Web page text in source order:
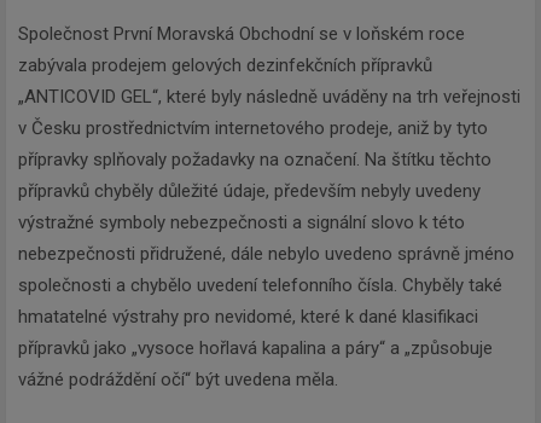
Společnost První Moravská Obchodní se v loňském roce
zabývala prodejem gelových dezinfekčních přípravků
„ANTICOVID GEL“, které byly následně uváděny na trh veřejnosti
v Česku prostřednictvím internetového prodeje, aniž by tyto
přípravky splňovaly požadavky na označení. Na štítku těchto
přípravků chyběly důležité údaje, především nebyly uvedeny
výstražné symboly nebezpečnosti a signální slovo k této
nebezpečnosti přidružené, dále nebylo uvedeno správně jméno
společnosti a chybělo uvedení telefonního čísla. Chyběly také
hmatatelné výstrahy pro nevidomé, které k dané klasifikaci
přípravků jako „vysoce hořlavá kapalina a páry“ a „způsobuje
vážné podráždění očí“ být uvedena měla.